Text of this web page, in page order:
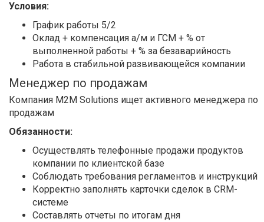
Условия:
График работы 5/2
Оклад + компенсация а/м и ГСМ + % от
выполненной работы + % за безаварийность
Работа в стабильной развивающейся компании
Менеджер по продажам
Компания М2М Solutions ищет активного менеджера по
продажам
Обязанности:
Осуществлять телефонные продажи продуктов
компании по клиентской базе
Соблюдать требования регламентов и инструкций
Корректно заполнять карточки сделок в CRM-
системе
Составлять отчеты по итогам дня